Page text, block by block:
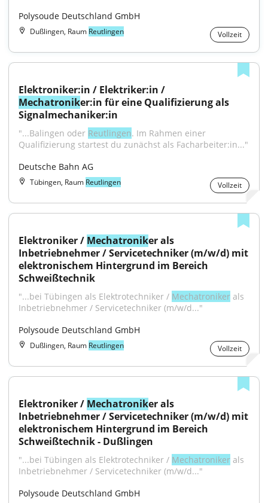
Polysoude Deutschland GmbH
Dußlingen, Raum Reutlingen Vollzeit
Mechatroniker:in für eine Qualifizierung als
Signalmechaniker:in
"...Balingen oder Reutlingen. Im Rahmen einer
Qualifizierung startest du zunächst als Facharbeiter:in..."
Deutsche Bahn AG
Tübingen, Raum Reutlingen Vollzeit
Elektroniker / Mechatroniker als
Inbetriebnehmer / Servicetechniker (m/w/d) mit
elektronischem Hintergrund im Bereich
Schweißtechnik
"...bei Tübingen als Elektrotechniker / Mechatroniker als
Inbetriebnehmer / Servicetechniker (m/w/d..."
Polysoude Deutschland GmbH
Dußlingen, Raum Reutlingen Vollzeit
Elektroniker / Mechatroniker als
Inbetriebnehmer / Servicetechniker (m/w/d) mit
elektronischem Hintergrund im Bereich
Schweißtechnik - Dußlingen
"...bei Tübingen als Elektrotechniker / Mechatroniker als
Inbetriebnehmer / Servicetechniker (m/w/d..."
Polysoude Deutschland GmbH